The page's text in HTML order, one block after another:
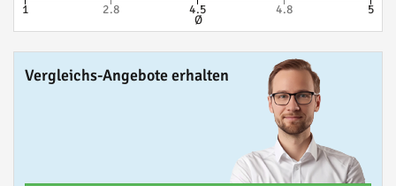
1 2.8 4.5
Ø
4.8 5
Vergleichs-Angebote erhalten